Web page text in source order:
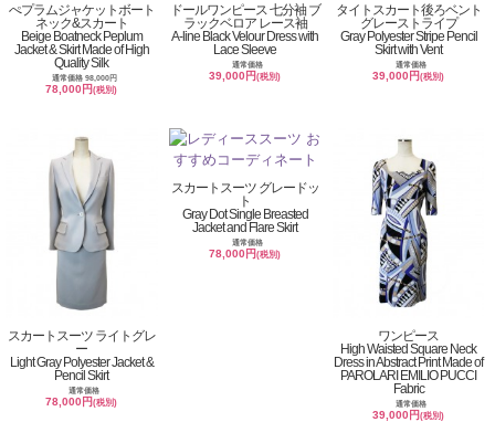
ぺプラムジャケットボート
ネック&スカート
Beige Boatneck Peplum
Jacket & Skirt Made of High
Quality Silk
通常価格 98,000円
78,000円(税別)
ドールワンピース 七分袖 ブ
ラックベロア レース袖
A-line Black Velour Dress with
Lace Sleeve
通常価格
39,000円(税別)
タイトスカート後ろベント
グレーストライプ
Gray Polyester Stripe Pencil
Skirt with Vent
通常価格
39,000円(税別)
スカートスーツ ライトグレ
ー
Light Gray Polyester Jacket &
Pencil Skirt
通常価格
78,000円(税別)
スカートスーツ グレードッ
ト
Gray Dot Single Breasted
Jacket and Flare Skirt
通常価格
78,000円(税別)
ワンピース
High Waisted Square Neck
Dress in Abstract Print Made of
PAROLARI EMILIO PUCCI
Fabric
通常価格
39,000円(税別)